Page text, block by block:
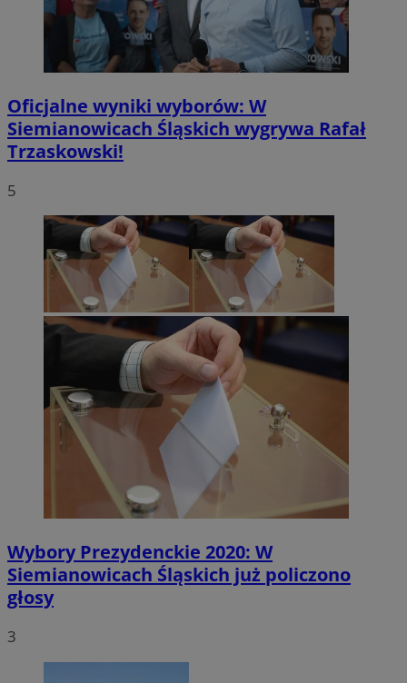
Oficjalne wyniki wyborów: W
Siemianowicach Śląskich wygrywa Rafał
Trzaskowski!
5
Wybory Prezydenckie 2020: W
Siemianowicach Śląskich już policzono
głosy
3